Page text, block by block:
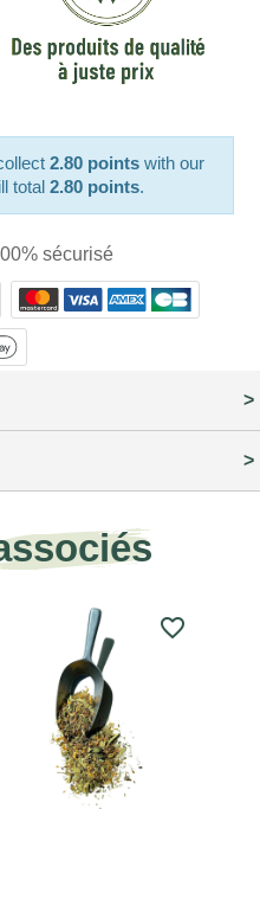
2.80 points with our
total2.80 points.
sécurisé
favorite_border